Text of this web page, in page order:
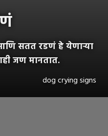
सतत रडणं हे येणाऱ्या
जण मानतात.
dog crying signs